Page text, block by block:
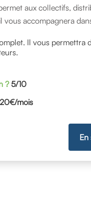
aux collectifs,
accompagnera
Il vous
?5/10
mois
En